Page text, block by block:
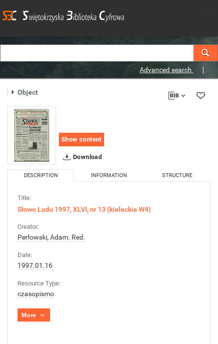
Advanced search
Object
Show content
Download
DESCRIPTION INFORMATION STRUCTURE
Title:
Słowo Ludu 1997, XLVI, nr 13 (kieleckie W4)
Creator:
Perłowski, Adam. Red.
Date:
1997.01.16
Resource Type:
czasopismo
More